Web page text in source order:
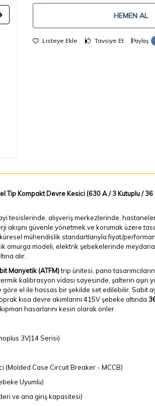
HEMEN AL
Listeye Ekle Tavsiye Et Paylaş
Tip Kompakt Devre Kesici (630 A / 3 Kutuplu / 36
tesislerinde, alışveriş merkezlerinde,
akışını güvenle yönetmek ve korumak üzere
mühendislik standartlarıyla fiyat/
modeli, elektrik şebekelerinde meydana
alır.
Manyetik (ATFM)trip ünitesi, pano
kalibrasyon vidası sayesinde, şalterin aşırı
göre el ile hassas bir şekilde set edilebilir. Sabit
kısa devre akımlarını 415V şebeke altında
hasarlarını kesin olarak önler.
3VJ14 Serisi)
(Molded Case Circuit Breaker - MCCB)
Uyumlu)
ve ana giriş kapasitesi)